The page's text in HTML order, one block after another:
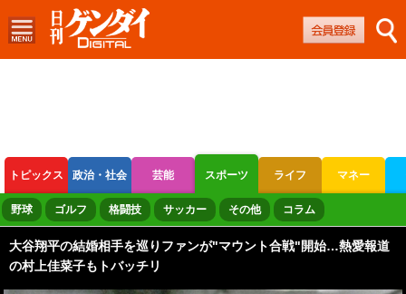
トピックス 政治・社会 芸能 スポーツ ライフ マネー
ボートレース 競輪 オートレース
野球 ゴルフ 格闘技 サッカー その他 コラム
大谷翔平の結婚相手を巡りファンが"マウント合戦"開始…熱愛報道
の村上佳菜子もトバッチリ